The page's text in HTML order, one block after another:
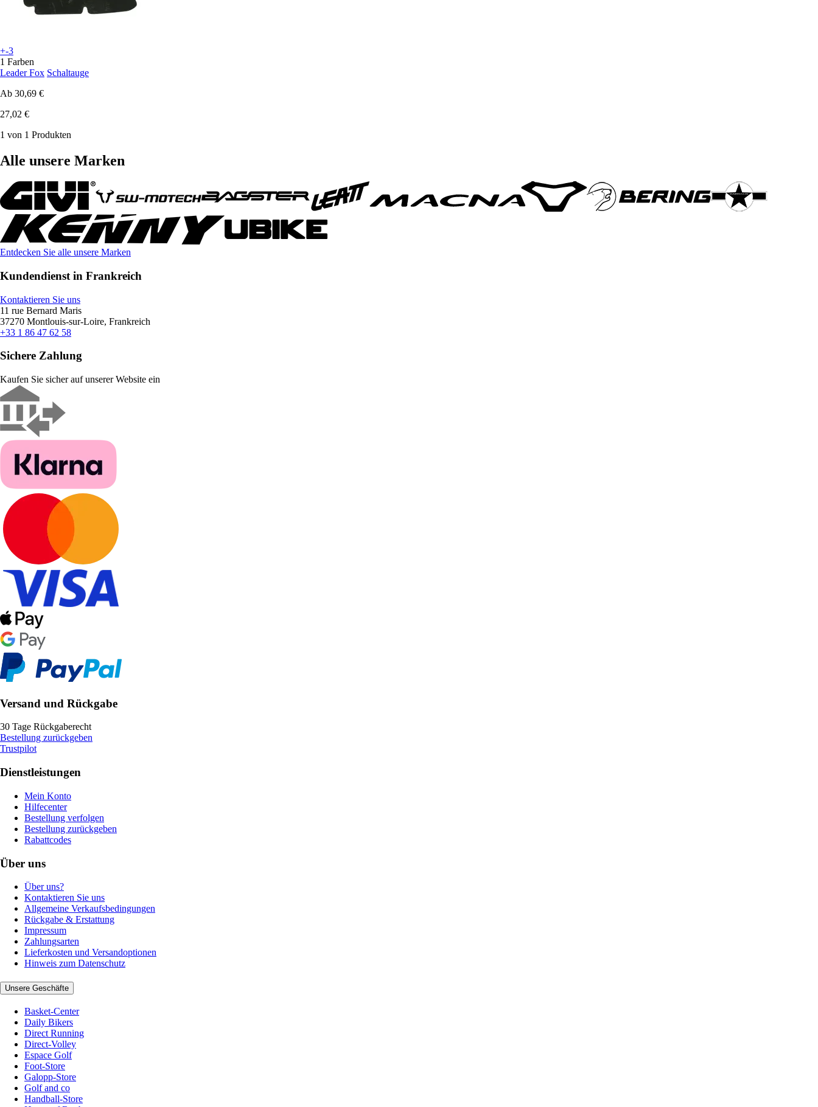
+-3
1 Farben
Leader Fox Schaltauge
Ab 30,69 €
27,02 €
1 von 1 Produkten
Alle unsere Marken
Entdecken Sie alle unsere Marken
Kundendienst in Frankreich
Kontaktieren Sie uns
11 rue Bernard Maris
37270 Montlouis-sur-Loire, Frankreich
+33 1 86 47 62 58
Sichere Zahlung
Kaufen Sie sicher auf unserer Website ein
Versand und Rückgabe
30 Tage Rückgaberecht
Bestellung zurückgeben
Trustpilot
Dienstleistungen
Mein Konto
Hilfecenter
Bestellung verfolgen
Bestellung zurückgeben
Rabattcodes
Über uns
Über uns?
Kontaktieren Sie uns
Allgemeine Verkaufsbedingungen
Rückgabe & Erstattung
Impressum
Zahlungsarten
Lieferkosten und Versandoptionen
Hinweis zum Datenschutz
Unsere Geschäfte
Basket-Center
Daily Bikers
Direct Running
Direct-Volley
Espace Golf
Foot-Store
Galopp-Store
Golf and co
Handball-Store